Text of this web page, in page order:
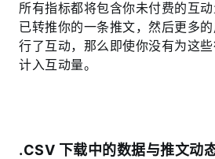
所有指标都将包含你未付费的互
已转推你的一条推文，然后更多
行了互动，那么即使你没有为这
计入互动量。
.CSV 下载中的数据与推文动